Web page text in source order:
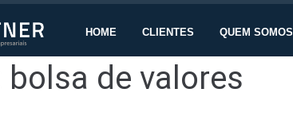
HOME CLIENTES QUEM SOMOS
bolsa de valores